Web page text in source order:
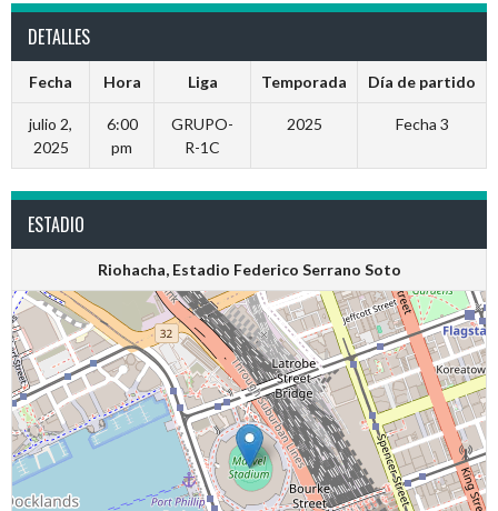
DETALLES
Fecha Hora Liga Temporada Día de partido
julio 2,
2025
6:00
pm
GRUPO-
R-1C
2025 Fecha 3
ESTADIO
Riohacha, Estadio Federico Serrano Soto